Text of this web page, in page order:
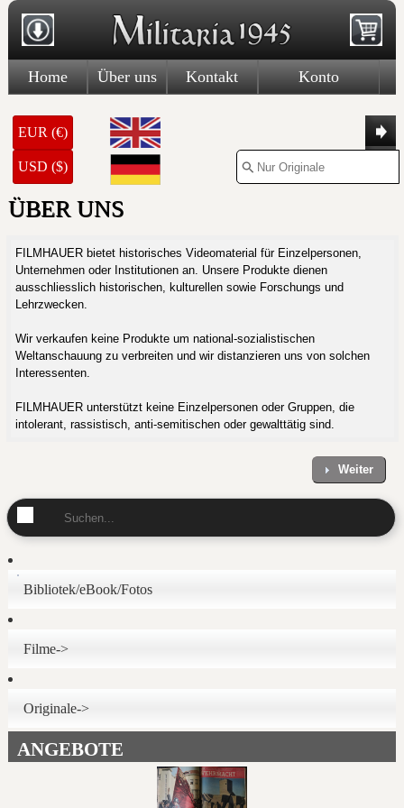
Home Über uns Kontakt Konto
EUR (€)
USD ($)
ÜBER UNS
FILMHAUER bietet historisches Videomaterial für Einzelpersonen,
Unternehmen oder Institutionen an. Unsere Produkte dienen
ausschliesslich historischen, kulturellen sowie Forschungs und
Lehrzwecken.
Wir verkaufen keine Produkte um national-sozialistischen
Weltanschauung zu verbreiten und wir distanzieren uns von solchen
Interessenten.
FILMHAUER unterstützt keine Einzelpersonen oder Gruppen, die
intolerant, rassistisch, anti-semitischen oder gewalttätig sind.
Weiter
Bibliotek/eBook/Fotos
Filme->
Originale->
ANGEBOTE